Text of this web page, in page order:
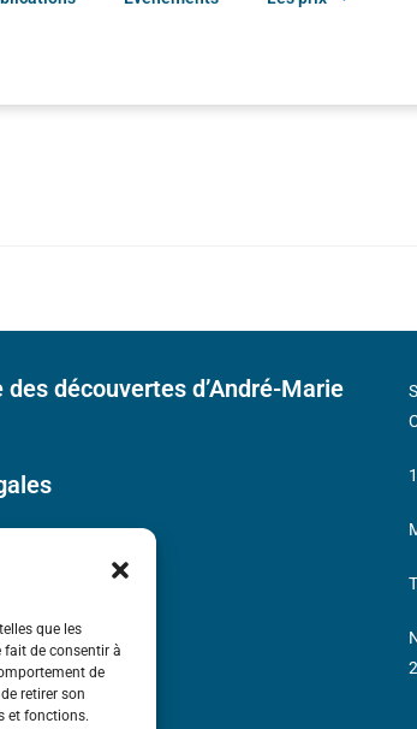
que les
de consentir à
de
retirer son
et fonctions.
découvertes d’André-Marie